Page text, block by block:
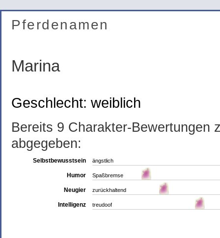
Pferdenamen
Marina
Geschlecht: weiblich
Bereits 9 Charakter-Bewertungen
abgegeben:
Selbstbewusstsein ängstlich
Humor Spaßbremse
Neugier zurückhaltend
Intelligenz treudoof